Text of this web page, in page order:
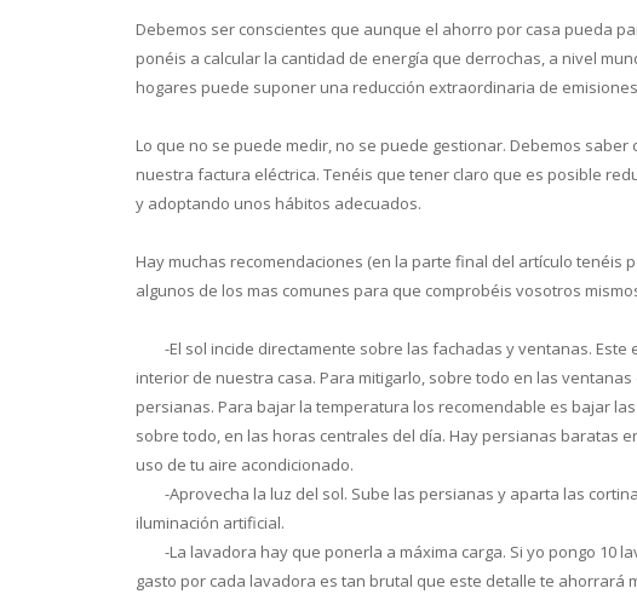
Debemos ser conscientes que aunque el ahorro por casa pueda
ponéis a calcular la cantidad de energía que derrochas, a nivel
hogares puede suponer una reducción extraordinaria de
Lo que no se puede medir, no se puede gestionar. Debemos
nuestra factura eléctrica. Tenéis que tener claro que es posible
y adoptando unos hábitos adecuados.
Hay muchas recomendaciones (en la parte final del artículo tenéis
algunos de los mas comunes para que comprobéis vosotros
-El sol incide directamente sobre las fachadas y ventanas.
interior de nuestra casa. Para mitigarlo, sobre todo en las
persianas. Para bajar la temperatura los recomendable es bajar
sobre todo, en las horas centrales del día. Hay persianas baratas
uso de tu aire acondicionado.
-Aprovecha la luz del sol. Sube las persianas y aparta las
iluminación artificial.
-La lavadora hay que ponerla a máxima carga. Si yo pongo 10
gasto por cada lavadora es tan brutal que este detalle te ahorrará